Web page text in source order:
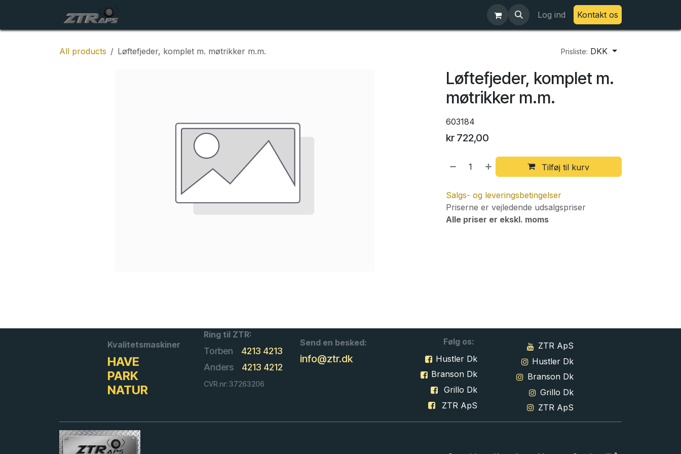
Log ind Kontakt os
All products Løftefjeder, komplet m. møtrikker m.m. Prisliste: DKK
Løftefjeder, komplet m.
møtrikker m.m.
603184
kr 722,00
Tilføj til kurv
Salgs- og leveringsbetingelser
Priserne er vejledende udsalgspriser
Alle priser er ekskl. moms
Kvalitetsmaskiner
HAVE
PARK
NATUR
Ring til ZTR:
Torben
4213 4213
Anders
4213 4212
CVR.nr: 37263206
Send en besked:
info@ztr.dk
Følg os:
Hustler Dk
Branson Dk
Grillo Dk
ZTR ApS
ZTR ApS
Hustler Dk
Branson Dk
Grillo Dk
ZTR ApS